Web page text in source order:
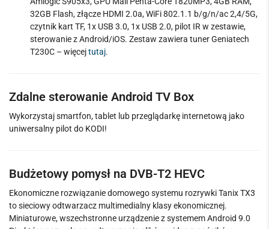
32GB Flash, złącze HDMI 2.0a, WiFi 802.1.1 b/g/n/ac 2,4/5G,
czytnik kart TF, 1x USB 3.0, 1x USB 2.0, pilot IR w zestawie,
sterowanie z Android/iOS. Zestaw zawiera tuner Geniatech
T230C – więcejtutaj.
Zdalne sterowanie Android TV Box
Wykorzystaj smartfon, tablet lub przeglądarkę internetową jako
uniwersalny pilot do KODI!
Budżetowy pomysł na DVB-T2 HEVC
Ekonomiczne rozwiązanie domowego systemu rozrywki Tanix TX3
to sieciowy odtwarzacz multimedialny klasy ekonomicznej.
Miniaturowe, wszechstronne urządzenie z systemem Android 9.0